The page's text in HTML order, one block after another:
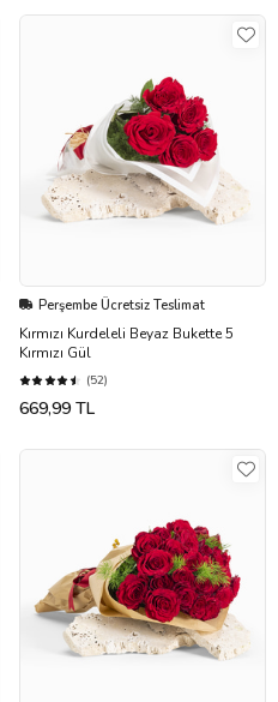
Perşembe Ücretsiz Teslimat
Kırmızı Kurdeleli Beyaz Bukette 5
Kırmızı Gül
(52)
669,99 TL